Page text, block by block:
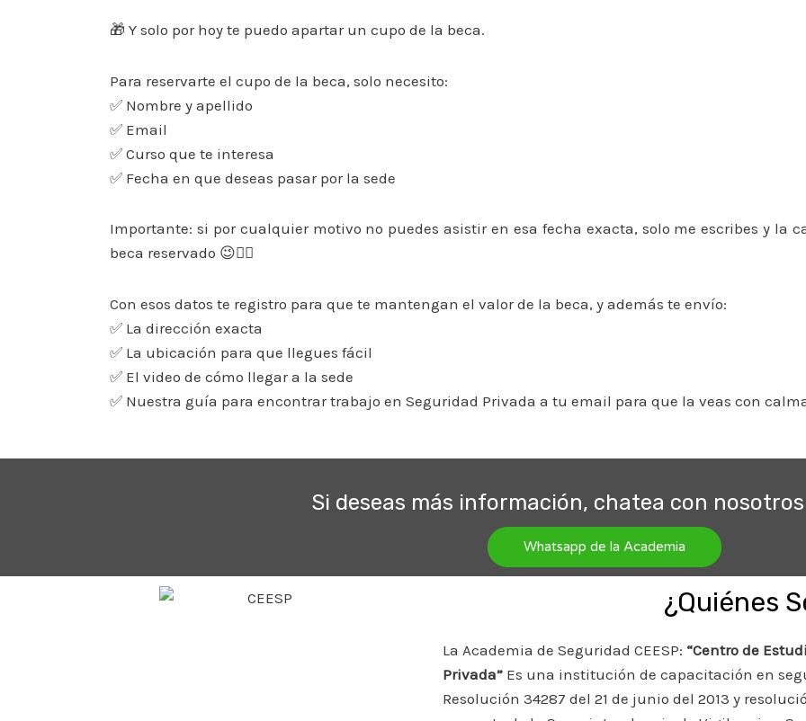
🎁 Y solo por hoy te puedo apartar un cupo de la beca.
Para reservarte el cupo de la beca, solo necesito:
✅ Nombre y apellido
✅ Email
✅ Curso que te interesa
✅ Fecha en que deseas pasar por la sede
Importante: si por cualquier motivo no puedes asistir en esa fecha exacta, solo me escribes y la
beca reservado 😉👍🏻
Con esos datos te registro para que te mantengan el valor de la beca, y además te envío:
✅ La dirección exacta
✅ La ubicación para que llegues fácil
✅ El video de cómo llegar a la sede
✅ Nuestra guía para encontrar trabajo en Seguridad Privada a tu email para que la veas con
Si deseas más información, chatea con
Whatsapp de la Academia
¿Quiénes
La Academia de Seguridad CEESP: “Centro de
Privada”Es una institución de capacitación en
Resolución 34287 del 21 de junio del 2013 y